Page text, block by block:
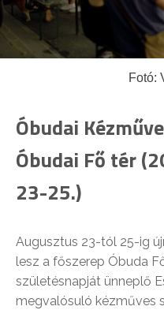
Fotó:
Óbudai
Óbudai Fő tér
23-25.)
Augusztus 23-tól 25-ig
lesz a főszerep Óbuda
születésnapját ünneplő
megvalósuló kézműves